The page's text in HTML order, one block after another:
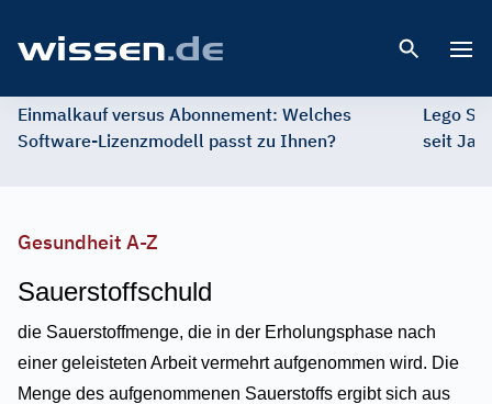
Einmalkauf versus Abonnement: Welches
Software-Lizenzmodell passt zu Ihnen?
Lego
seit
Gesundheit A-Z
Sauerstoffschuld
die Sauerstoffmenge, die in der Erholungsphase nach
einer geleisteten Arbeit vermehrt aufgenommen wird. Die
Menge des aufgenommenen Sauerstoffs ergibt sich aus